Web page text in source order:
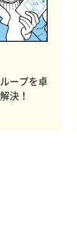
ープを卓
決！